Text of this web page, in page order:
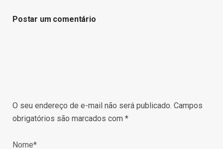
Postar um comentário
O seu endereço de e-mail não será publicado. Campos
obrigatórios são marcados com *